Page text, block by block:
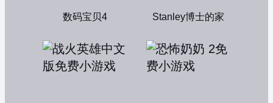
数码宝贝4 Stanley博士的家